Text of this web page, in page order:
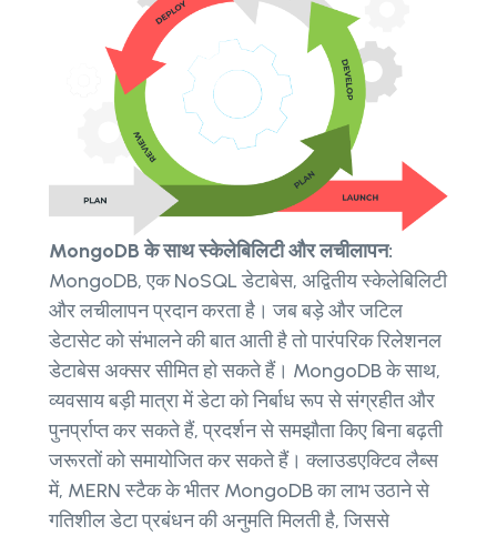
MongoDB के साथ स्केलेबिलिटी और लचीलापन:
MongoDB, एक NoSQL डेटाबेस, अद्वितीय स्केलेबिलिटी
और लचीलापन प्रदान करता है। जब बड़े और जटिल
डेटासेट को संभालने की बात आती है तो पारंपरिक रिलेशनल
डेटाबेस अक्सर सीमित हो सकते हैं। MongoDB के साथ,
व्यवसाय बड़ी मात्रा में डेटा को निर्बाध रूप से संग्रहीत और
पुनर्प्राप्त कर सकते हैं, प्रदर्शन से समझौता किए बिना बढ़ती
जरूरतों को समायोजित कर सकते हैं। क्लाउडएक्टिव लैब्स
में, MERN स्टैक के भीतर MongoDB का लाभ उठाने से
गतिशील डेटा प्रबंधन की अनुमति मिलती है, जिससे